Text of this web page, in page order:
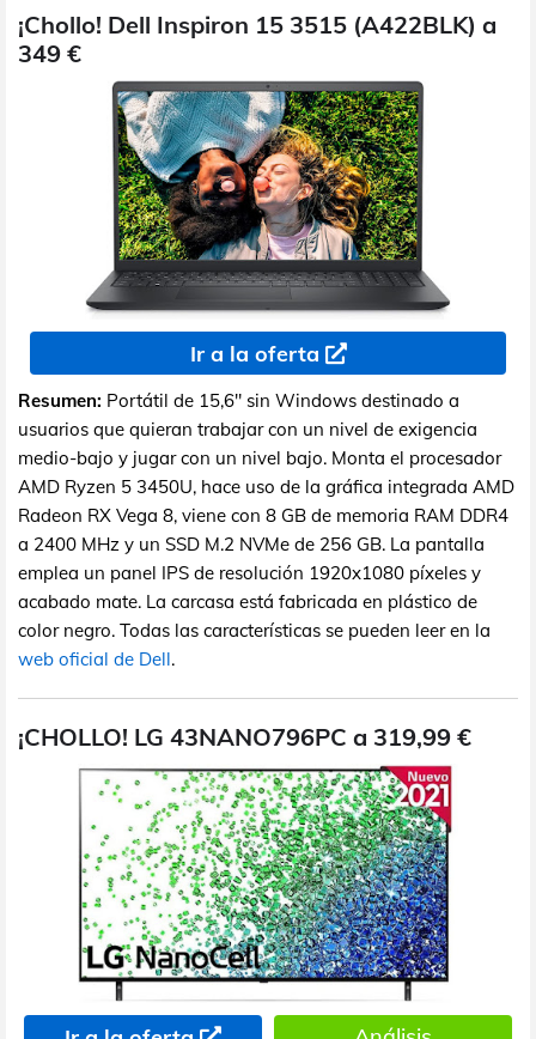
¡Chollo! Dell Inspiron 15 3515 (A422BLK) a
349 €
Ir a la oferta
Resumen: Portátil de 15,6" sin Windows destinado a
usuarios que quieran trabajar con un nivel de exigencia
medio-bajo y jugar con un nivel bajo. Monta el procesador
AMD Ryzen 5 3450U, hace uso de la gráfica integrada AMD
Radeon RX Vega 8, viene con 8 GB de memoria RAM DDR4
a 2400 MHz y un SSD M.2 NVMe de 256 GB. La pantalla
emplea un panel IPS de resolución 1920x1080 píxeles y
acabado mate. La carcasa está fabricada en plástico de
color negro. Todas las características se pueden leer en la
web oficial de Dell.
¡CHOLLO! LG 43NANO796PC a 319,99 €